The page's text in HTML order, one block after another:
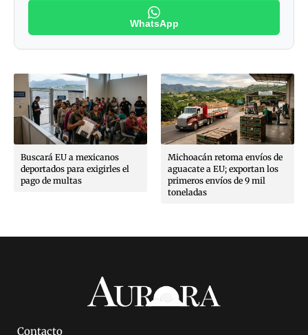
WhatsApp
Buscará EU a mexicanos
deportados para exigirles el
pago de multas
Michoacán retoma envíos de
aguacate a EU; exportan los
primeros envíos de 9 mil
toneladas
Contacto